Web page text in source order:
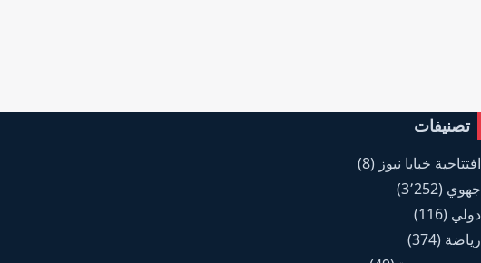
تصنيفات
افتتاحية خبايا نيوز (8)
جهوي (3٬252)
دولي (116)
رياضة (374)